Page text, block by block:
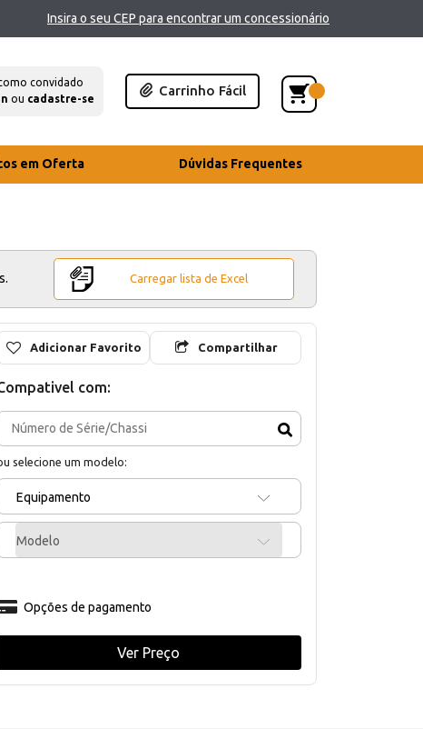
Insira o seu CEP para encontrar um concessionário
convidado
ou cadastre-se
Carrinho Fácil
em Oferta Dúvidas Frequentes
Carregar lista de Excel
Adicionar Favorito Compartilhar
com:
selecione um modelo:
Equipamento
Modelo
Opções de pagamento
Ver Preço